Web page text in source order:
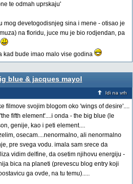
te odmah uprskaju'
mog devetogodisnjeg sina i mene - otisao je
na floridu, juce mu je bio rodjendan, pa
kad bude imao malo vise godina
blue & jacques mayol
Idi na vrh
filmove svojim blogom oko 'wings of desire'....
fifth element'....i onda - the big blue (le
genije, kao i peti element....
osecam....nenormalno, ali nenormalno
pre svega vodu. imala sam srece da
vidim delfine, da osetim njihovu energiju -
bica na planeti (prevescu blog entry koji
ga ovde, na tu temu).....